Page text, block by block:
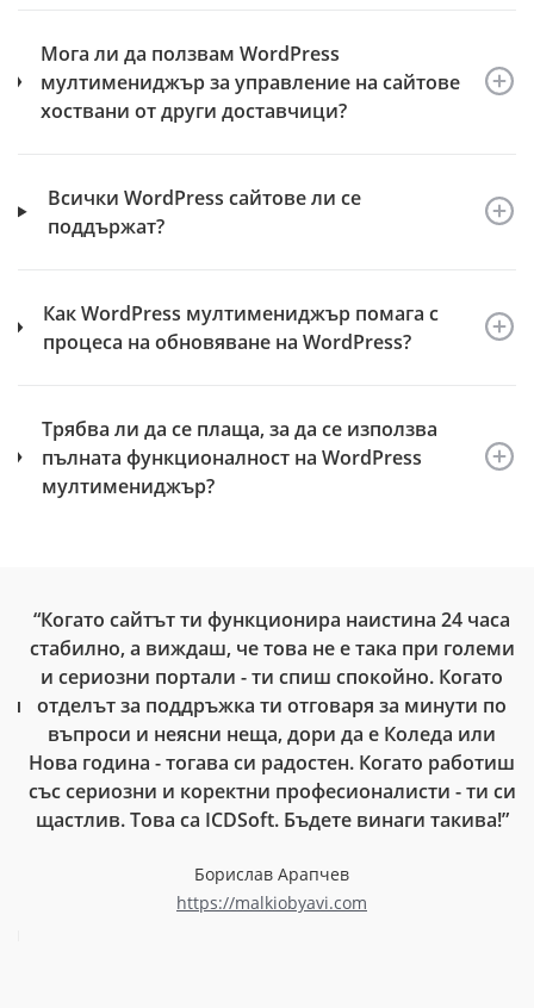
Мога ли да ползвам WordPress
мултимениджър за управление на сайтове
хоствани от други доставчици?
Всички WordPress сайтове ли се
поддържат?
Как WordPress мултимениджър помага с
процеса на обновяване на WordPress?
Трябва ли да се плаща, за да се използва
пълната функционалност на WordPress
мултимениджър?
“Когато сайтът ти функционира наистина 24 часа
стабилно, а виждаш, че това не е така при големи
и сериозни портали - ти спиш спокойно. Когато
отделът за поддръжка ти отговаря за минути по
въпроси и неясни неща, дори да е Коледа или
Нова година - тогава си радостен. Когато работиш
със сериозни и коректни професионалисти - ти си
щастлив. Това са ICDSoft. Бъдете винаги такива!”
Борислав Арапчев
https://malkiobyavi.com